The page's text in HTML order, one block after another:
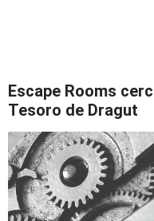
Escape Rooms
Tesoro de Dragut